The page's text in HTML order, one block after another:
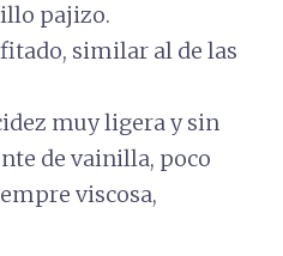
pajizo.
similar al de las
muy ligera y sin
de vainilla, poco
viscosa,